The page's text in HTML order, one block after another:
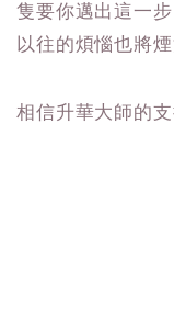
隻要你邁出這一
以往的煩惱也將煙
相信升華大師的